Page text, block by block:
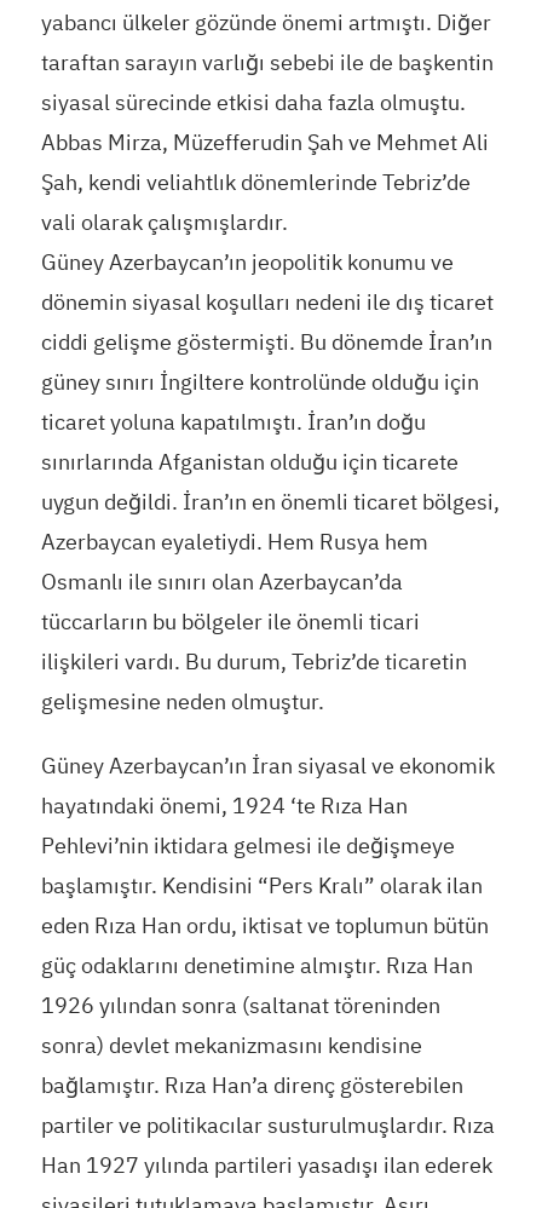
yabancı ülkeler gözünde önemi artmıştı. Diğer
taraftan sarayın varlığı sebebi ile de başkentin
siyasal sürecinde etkisi daha fazla olmuştu.
Abbas Mirza, Müzefferudin Şah ve Mehmet Ali
Şah, kendi veliahtlık dönemlerinde Tebriz’de
vali olarak çalışmışlardır.
Güney Azerbaycan’ın jeopolitik konumu ve
dönemin siyasal koşulları nedeni ile dış ticaret
ciddi gelişme göstermişti. Bu dönemde İran’ın
güney sınırı İngiltere kontrolünde olduğu için
ticaret yoluna kapatılmıştı. İran’ın doğu
sınırlarında Afganistan olduğu için ticarete
uygun değildi. İran’ın en önemli ticaret bölgesi,
Azerbaycan eyaletiydi. Hem Rusya hem
Osmanlı ile sınırı olan Azerbaycan’da
tüccarların bu bölgeler ile önemli ticari
ilişkileri vardı. Bu durum, Tebriz’de ticaretin
gelişmesine neden olmuştur.
Güney Azerbaycan’ın İran siyasal ve ekonomik
hayatındaki önemi, 1924 ‘te Rıza Han
Pehlevi’nin iktidara gelmesi ile değişmeye
başlamıştır. Kendisini “Pers Kralı” olarak ilan
eden Rıza Han ordu, iktisat ve toplumun bütün
güç odaklarını denetimine almıştır. Rıza Han
1926 yılından sonra (saltanat töreninden
sonra) devlet mekanizmasını kendisine
bağlamıştır. Rıza Han’a direnç gösterebilen
partiler ve politikacılar susturulmuşlardır. Rıza
Han 1927 yılında partileri yasadışı ilan ederek